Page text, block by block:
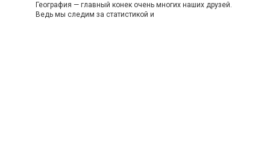
География — главный конек очень многих наших друзей.
Ведь мы следим за статистикой и